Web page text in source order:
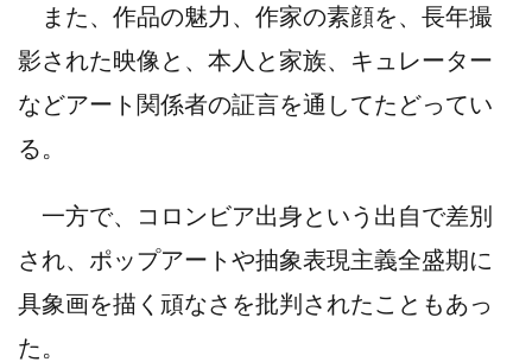
また、作品の魅力、作家の素顔を、長年撮
影された映像と、本人と家族、キュレーター
などアート関係者の証言を通してたどってい
る。
一方で、コロンビア出身という出自で差別
され、ポップアートや抽象表現主義全盛期に
具象画を描く頑なさを批判されたこともあっ
た。